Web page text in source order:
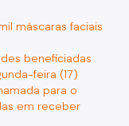
máscaras faciais
beneficiadas
feira (17)
para o
em receber